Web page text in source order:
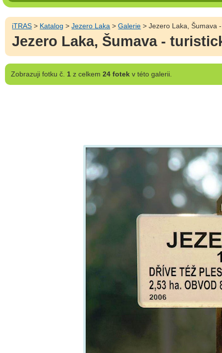
iTRAS > Katalog >Jezero Laka >Galerie > Jezero Laka, Šumava
Jezero Laka, Šumava -
Zobrazujifotku č. 1z celkem 24 fotekv této galerii.